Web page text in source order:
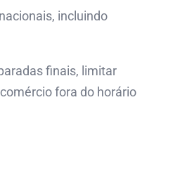
incluindo
finais, limitar
fora do horário